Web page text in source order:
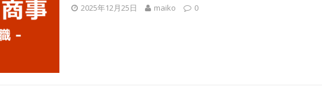
ツ・コンサルティング
体育会積極採用企業
[ 2026年5月14日 ]
めたパイオニア企業 ｜ CARTA HOLDINGS
2025年12月25日 maiko 0